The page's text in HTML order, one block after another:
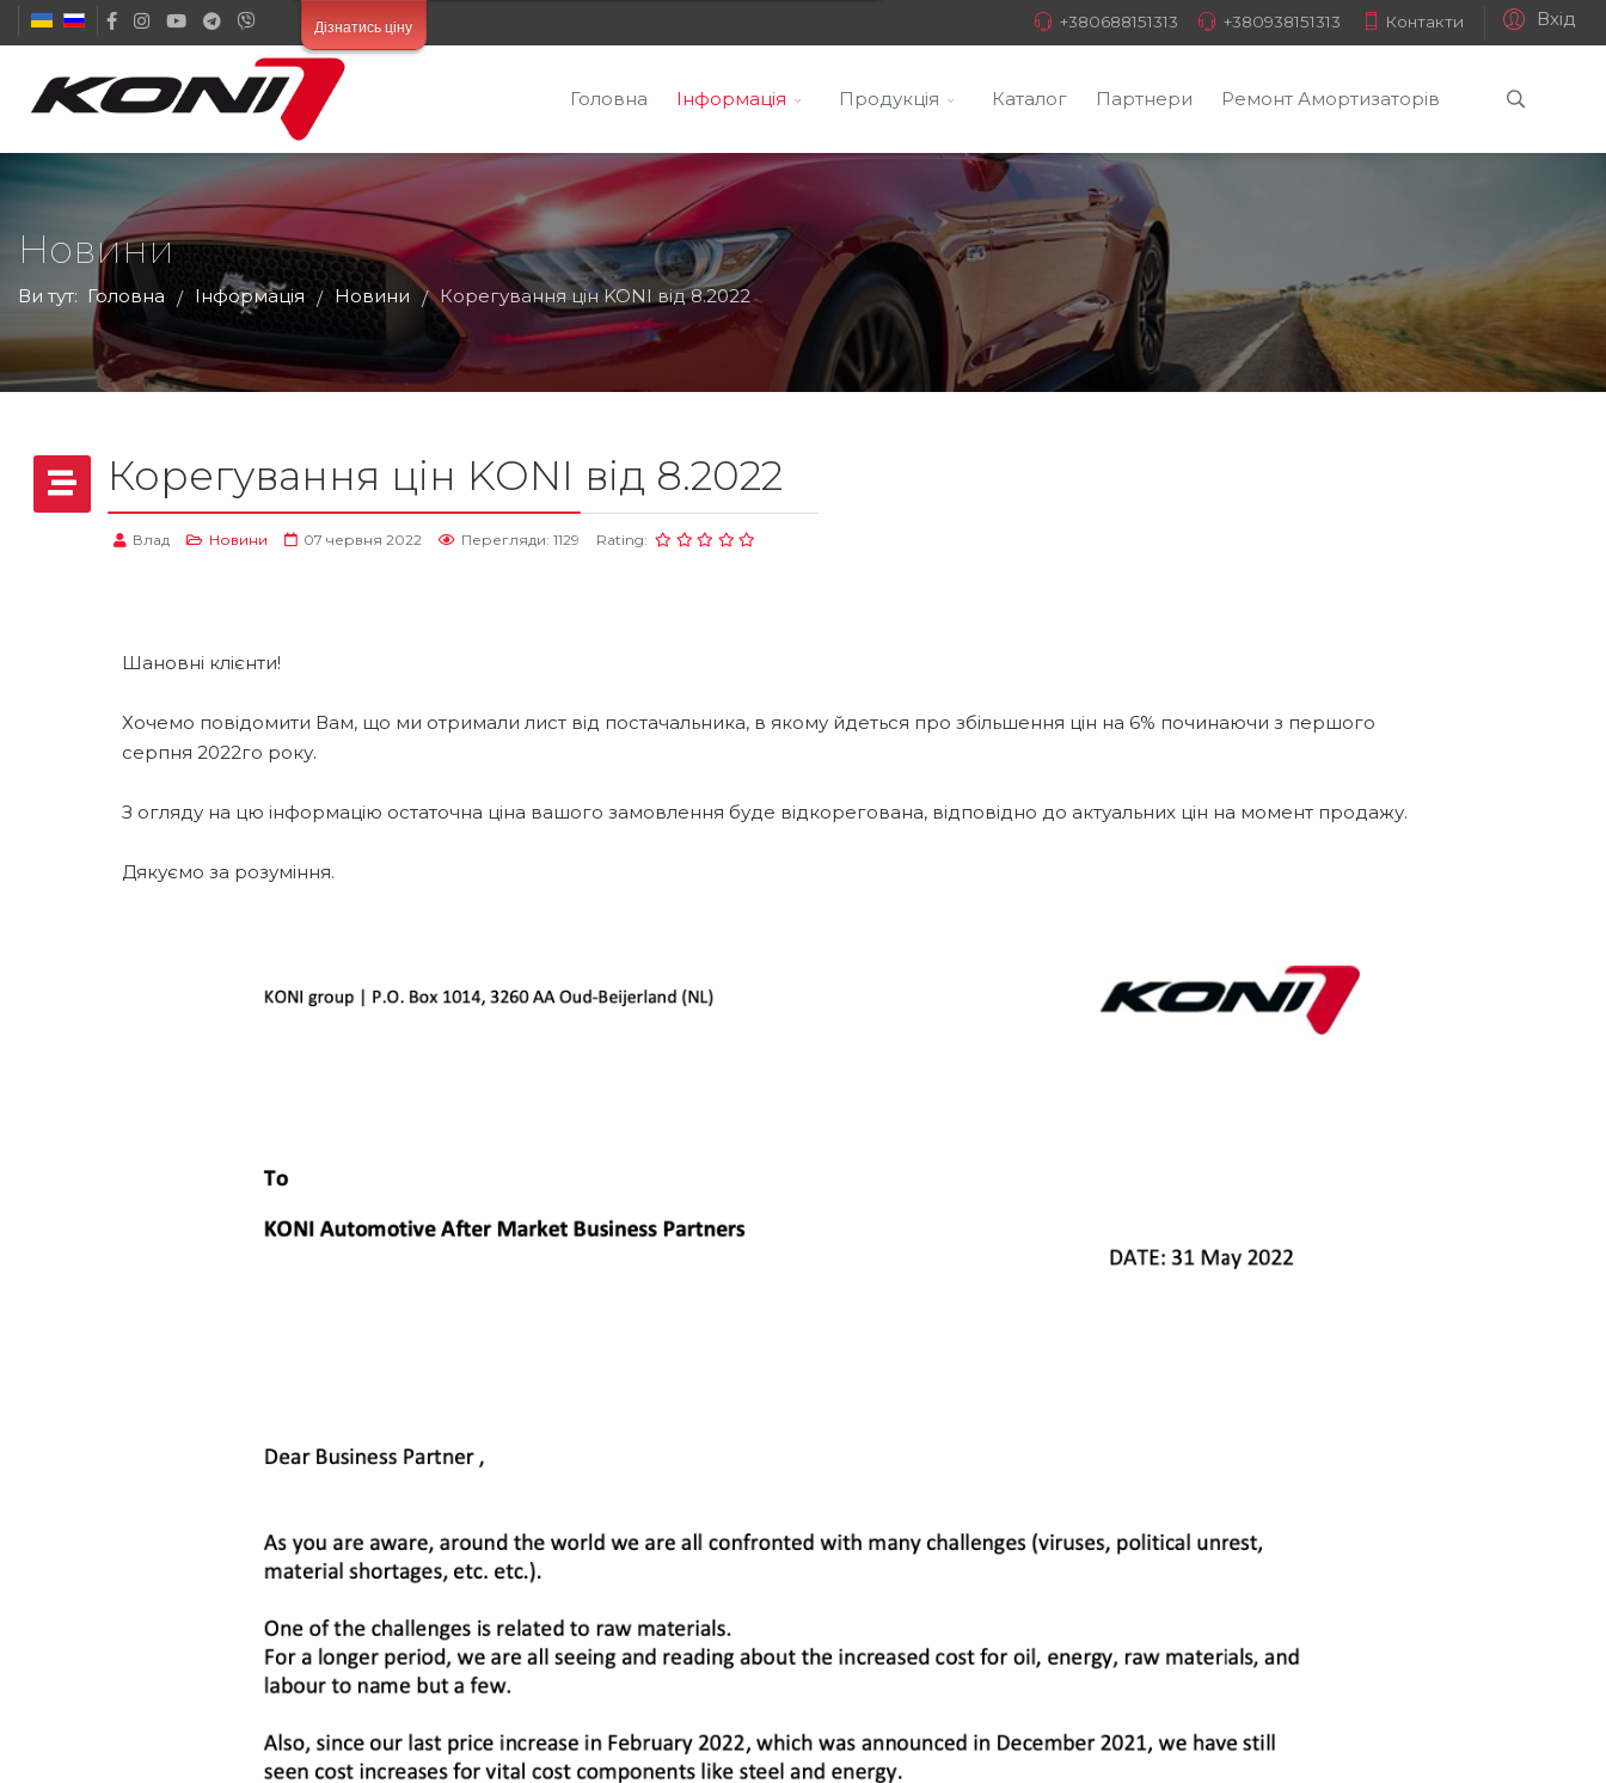
Вхід
+380688151313 +380938151313 Контакти
Головна Інформація Продукція Каталог Партнери Ремонт Амортизаторів
Новини
Ви тут: Головна / Інформація / Новини / Корегування цін KONI від 8.2022
Корегування цін KONI від 8.2022
Влад Новини 07 червня 2022 Перегляди: 1129 Rating:
Шановні клієнти!
Хочемо повідомити Вам, що ми отримали лист від постачальника, в якому йдеться про збільшення цін на 6% починаючи з першого
серпня 2022го року.
З огляду на цю інформацію остаточна ціна вашого замовлення буде відкорегована, відповідно до актуальних цін на момент продажу.
Дякуємо за розуміння.
Дізнатись ціну